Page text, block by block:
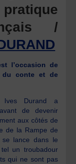
/
l’occasion de
du conte et de
Ives Durand a
de devenir
aux côtés de
de la Rampe de
se lance dans le
un troubadour
qui ne sont pas